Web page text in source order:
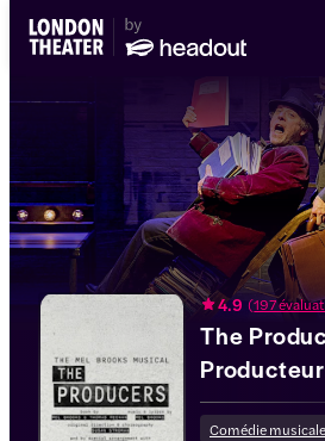
4.9 (197
The
Comédie musicale